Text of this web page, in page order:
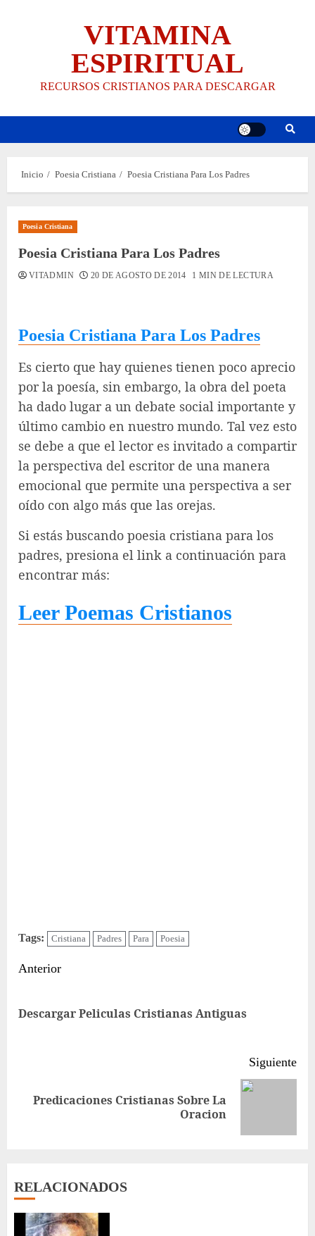
VITAMINA
ESPIRITUAL
RECURSOS CRISTIANOS PARA DESCARGAR
Inicio Poesia Cristiana Poesia Cristiana Para Los Padres
Poesia Cristiana
Poesia Cristiana Para Los Padres
VITADMIN 20 DE AGOSTO DE 2014 1 MIN DE LECTURA
Poesia Cristiana Para Los Padres
Es cierto que hay quienes tienen poco aprecio
por la poesía, sin embargo, la obra del poeta
ha dado lugar a un debate social importante y
último cambio en nuestro mundo. Tal vez esto
se debe a que el lector es invitado a compartir
la perspectiva del escritor de una manera
emocional que permite una perspectiva a ser
oído con algo más que las orejas.
Si estás buscando poesia cristiana para los
padres, presiona el link a continuación para
encontrar más:
Leer Poemas Cristianos
Tags: Cristiana Padres Para Poesia
Sigue
Anterior
Descargar Peliculas Cristianas Antiguas
Siguiente
Siguiente
Predicaciones Cristianas Sobre La
Oracion
RELACIONADOS